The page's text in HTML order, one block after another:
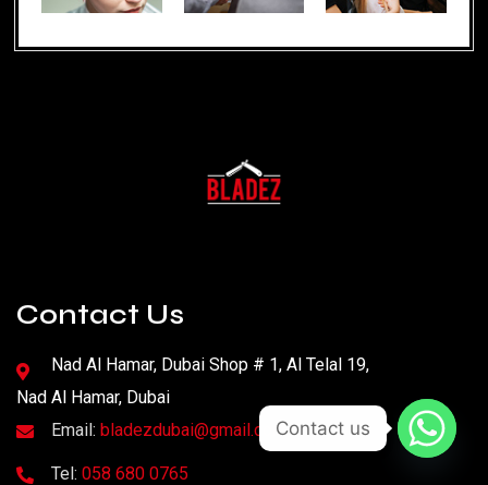
Contact Us
Nad Al Hamar, Dubai Shop # 1, Al Telal 19,
Nad Al Hamar, Dubai
Email: bladezdubai@gmail.com
Tel: 058 680 0765
Contact us